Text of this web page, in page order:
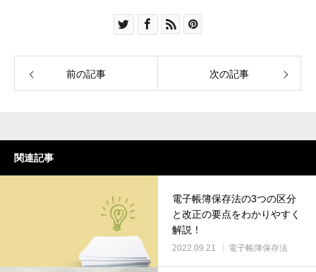
前の記事 次の記事
関連記事
電子帳簿保存法の3つの区分
と改正の要点をわかりやすく
解説！
2022.09.21 電子帳簿保存法